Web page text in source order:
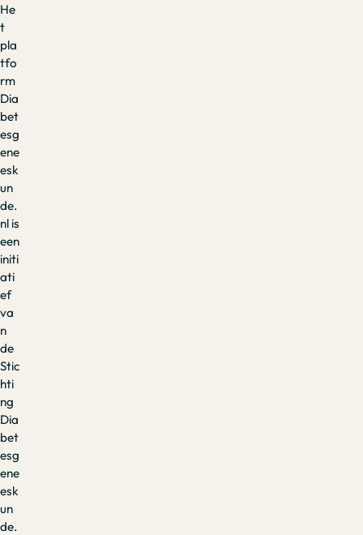
He
t
pla
tfo
rm
Dia
bet
esg
ene
esk
un
de.
nl is
een
initi
ati
ef
va
n
de
Stic
hti
ng
Dia
bet
esg
ene
esk
un
de.